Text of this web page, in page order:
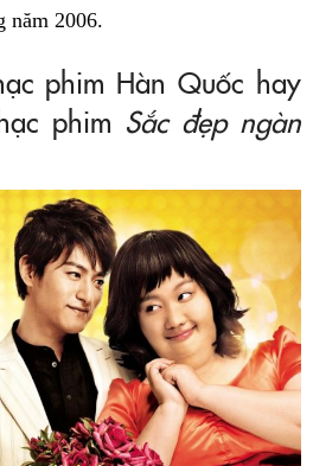
năm 2006.
phim Hàn Quốc hay
phim Sắc đẹp ngàn